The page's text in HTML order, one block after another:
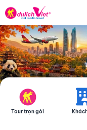
Tour trọn gói